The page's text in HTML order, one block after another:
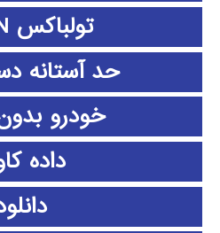
تولباکس WLAN
حد آستانه
خودرو
داده